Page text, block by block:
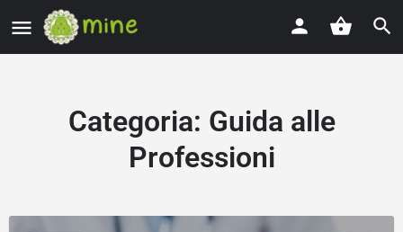
Categoria: Guida alle
Professioni